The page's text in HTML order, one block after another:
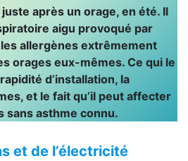
après un orage, en été. Il
aigu provoqué par
allergènes extrêmement
orages eux-mêmes. Ce qui le
d’installation, la
et le fait qu’il peut affecter
sans asthme connu.
et de l’électricité